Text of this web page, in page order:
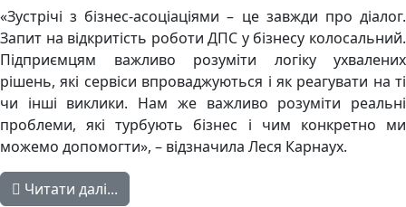
«Зустрічі з бізнес-асоціаціями – це завжди про діалог.
Запит на відкритість роботи ДПС у бізнесу колосальний.
Підприємцям важливо розуміти логіку ухвалених
рішень, які сервіси впроваджуються і як реагувати на ті
чи інші виклики. Нам же важливо розуміти реальні
проблеми, які турбують бізнес і чим конкретно ми
можемо допомогти», – відзначила Леся Карнаух.
Читати далі...